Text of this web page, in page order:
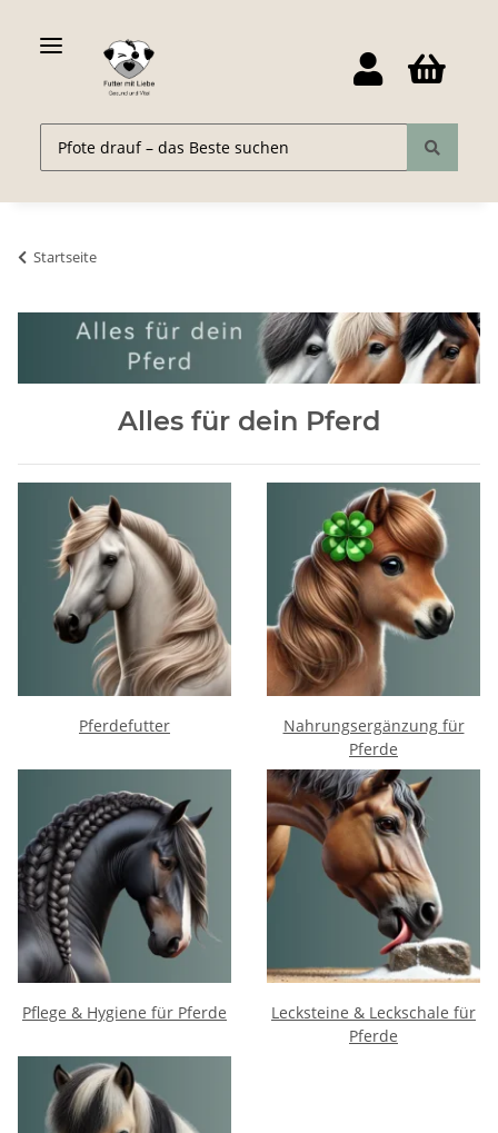
Startseite
Alles für dein Pferd
Pferdefutter
Nahrungsergänzung für
Pferde
Pflege & Hygiene für Pferde
Lecksteine & Leckschale für
Pferde